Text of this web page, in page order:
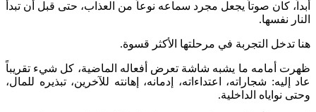
أبداً، كان صوتاً يجعل مجرد سماعه نوعاً من العذاب، حتى قبل أن تبدأ
النار نفسها.
هنا تدخل التجربة في مرحلتها الأكثر قسوة.
ظهرت أمامه ما يشبه شاشة تعرض أفعاله الماضية، كل شيء تقريباً
عاد إليه: شجاراته، اعتداءاته، إدمانه، إهانته للآخرين، تبذيره للمال،
وحتى نواياه الداخلية.